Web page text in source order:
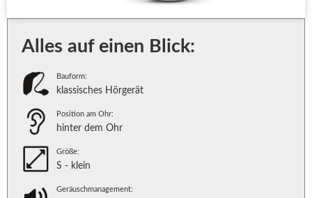
Alles auf einen Blick:
Bauform:
klassisches Hörgerät
Position am Ohr:
hinter dem Ohr
Größe:
S - klein
Geräuschmanagement: